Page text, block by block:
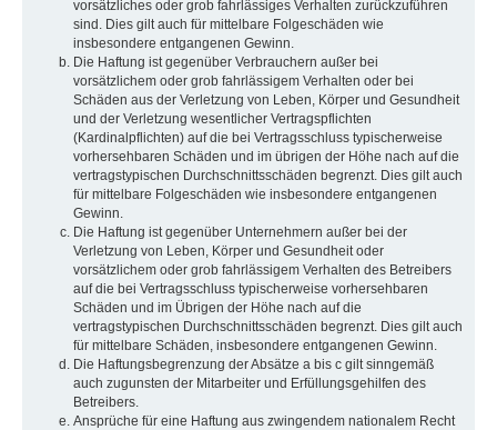
vorsätzliches oder grob fahrlässiges Verhalten zurückzuführen
sind. Dies gilt auch für mittelbare Folgeschäden wie
insbesondere entgangenen Gewinn.
Die Haftung ist gegenüber Verbrauchern außer bei
vorsätzlichem oder grob fahrlässigem Verhalten oder bei
Schäden aus der Verletzung von Leben, Körper und Gesundheit
und der Verletzung wesentlicher Vertragspflichten
(Kardinalpflichten) auf die bei Vertragsschluss typischerweise
vorhersehbaren Schäden und im übrigen der Höhe nach auf die
vertragstypischen Durchschnittsschäden begrenzt. Dies gilt auch
für mittelbare Folgeschäden wie insbesondere entgangenen
Gewinn.
Die Haftung ist gegenüber Unternehmern außer bei der
Verletzung von Leben, Körper und Gesundheit oder
vorsätzlichem oder grob fahrlässigem Verhalten des Betreibers
auf die bei Vertragsschluss typischerweise vorhersehbaren
Schäden und im Übrigen der Höhe nach auf die
vertragstypischen Durchschnittsschäden begrenzt. Dies gilt auch
für mittelbare Schäden, insbesondere entgangenen Gewinn.
Die Haftungsbegrenzung der Absätze a bis c gilt sinngemäß
auch zugunsten der Mitarbeiter und Erfüllungsgehilfen des
Betreibers.
Ansprüche für eine Haftung aus zwingendem nationalem Recht